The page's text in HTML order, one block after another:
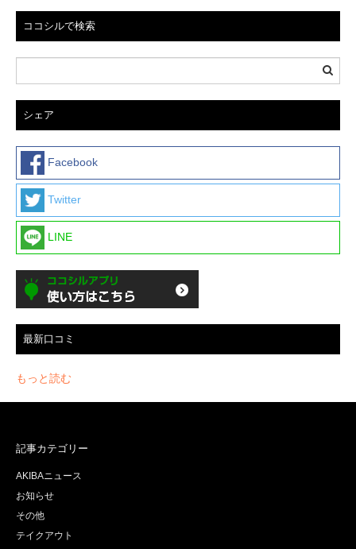
ココシルで検索
シェア
Facebook
Twitter
LINE
最新口コミ
もっと読む
記事カテゴリー
AKIBAニュース
お知らせ
その他
テイクアウト